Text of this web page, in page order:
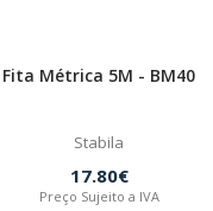
Fita Métrica 5M - BM40
Stabila
17.80€
Preço Sujeito a IVA